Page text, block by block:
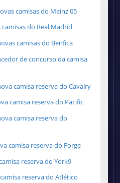
camisas do Mainz 05
do Real Madrid
camisas do Benfica
de concurso da camisa
camisa reserva do Cavalry
camisa reserva do Pacific
camisa reserva do
camisa reserva do Forge
reserva do York9
reserva do Atlético